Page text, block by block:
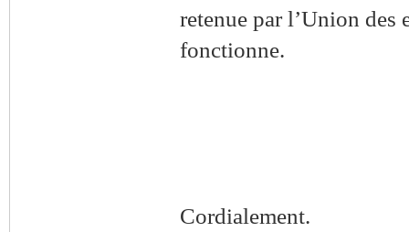
retenue par l’Union des
fonctionne.
Cordialement.